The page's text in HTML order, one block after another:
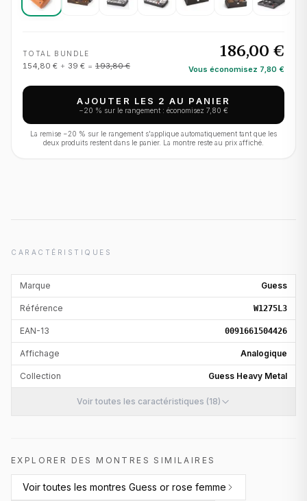
TOTAL BUNDLE
154,80 € + 39 € = 193,80 €
186,00 €
Vous économisez 7,80 €
AJOUTER LES 2 AU PANIER
−20 % sur le rangement : économisez 7,80 €
La remise −20 % sur le rangement s'applique automatiquement tant que les
deux produits restent dans le panier. La montre reste au prix affiché.
CARACTÉRISTIQUES
Marque Guess
Référence W1275L3
EAN-13 0091661504426
Affichage Analogique
Collection Guess Heavy Metal
Voir toutes les caractéristiques (18)
EXPLORER DES MONTRES SIMILAIRES
Voir toutes les montres Guess or rose femme